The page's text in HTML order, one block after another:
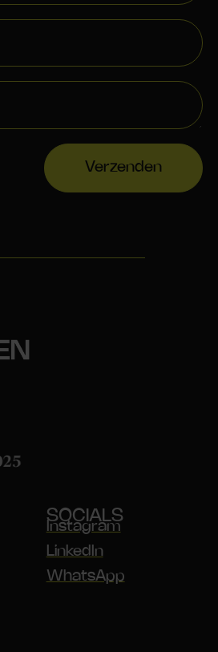
Verzenden
SOCIALS
Instagram
LinkedIn
WhatsApp